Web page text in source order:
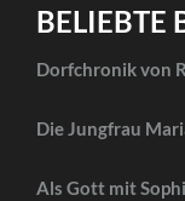
BELIEBTE
Dorfchronik von
Die Jungfrau
Als Gott mit